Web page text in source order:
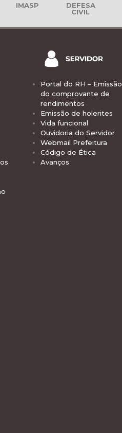
IMASP
DEFESA
CIVIL
Portal do RH – Emissão
do comprovante de
rendimentos
Emissão de holerites
Vida funcional
Ouvidoria do Servidor
Webmail Prefeitura
Código de Ética
Avanços